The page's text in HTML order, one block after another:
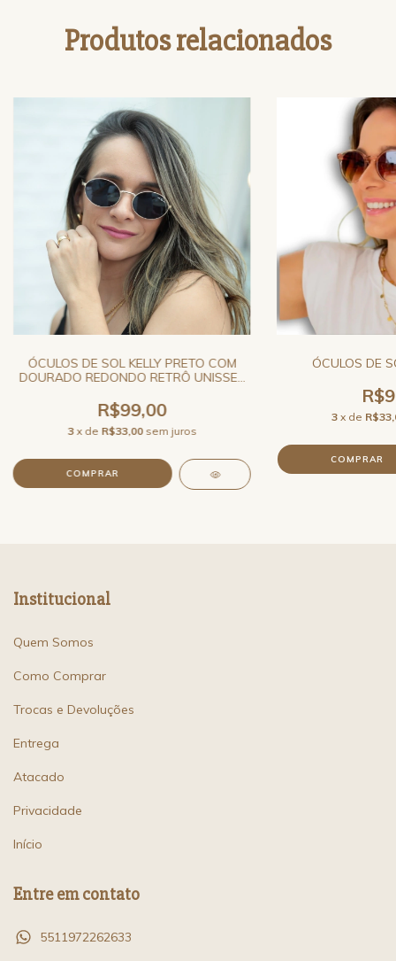
Produtos relacionados
ÓCULOS DE SOL KELLY PRETO COM
DOURADO REDONDO RETRÔ UNISSEX
R$99,00
3 x de R$33,00 sem juros
ÓCULOS DE
3 x de
Institucional
Quem Somos
Como Comprar
Trocas e Devoluções
Entrega
Atacado
Privacidade
Início
Entre em contato
5511972262633